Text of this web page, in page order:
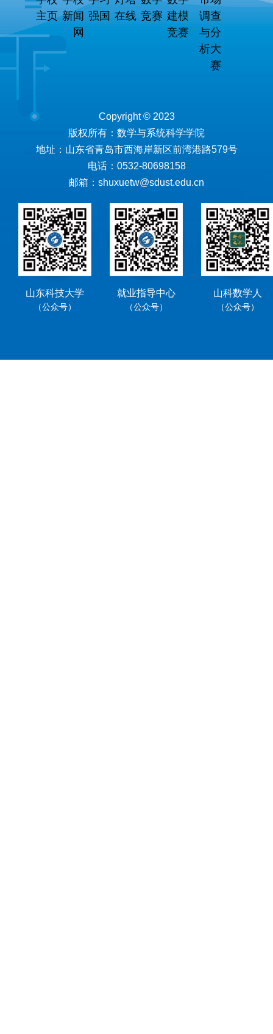
主页 新闻
网
强国 在线 竞赛 建模
竞赛
调查
与分
析大
赛
Copyright © 2023
版权所有：数学与系统科学学院
地址：山东省青岛市西海岸新区前湾港路579号
电话：0532-80698158
邮箱：shuxuetw@sdust.edu.cn
山东科技大学
（公众号）
就业指导中心
（公众号）
山科数学人
（公众号）